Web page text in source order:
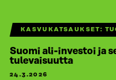
KASVUKATSAUKSET:
Suomi ali-investoi ja
tulevaisuutta
24.3.2026